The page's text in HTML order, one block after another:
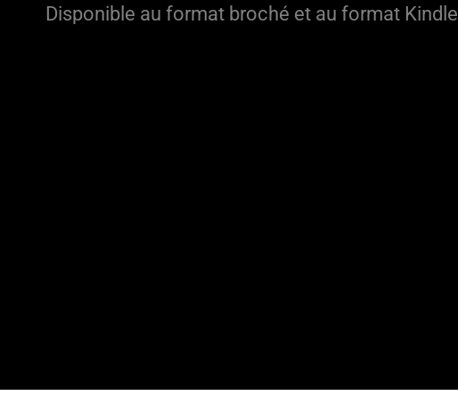
Disponible au format broché et au format Kindle